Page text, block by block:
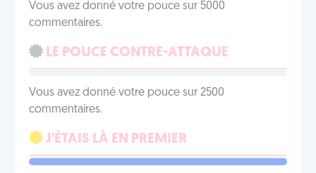
Vous avez donné votre pouce sur 5000
commentaires.
LE POUCE CONTRE-ATTAQUE
Vous avez donné votre pouce sur 2500
commentaires.
J'ÉTAIS LÀ EN PREMIER